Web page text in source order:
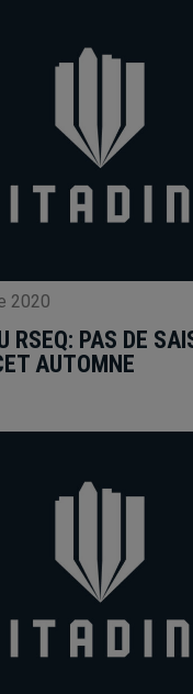
2020
RSEQ: PAS DE
AUTOMNE